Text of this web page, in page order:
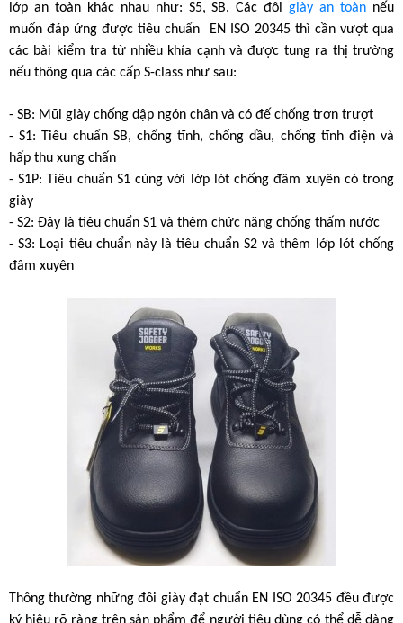
lớp an toàn khác nhau như: S5, SB. Các đôi giày an toàn nếu
muốn đáp ứng được tiêu chuẩn  EN ISO 20345 thì cần vượt qua
các bài kiểm tra từ nhiều khía cạnh và được tung ra thị trường
nếu thông qua các cấp S-class như sau:
- SB: Mũi giày chống dập ngón chân và có đế chống trơn trượt
- S1: Tiêu chuẩn SB, chống tĩnh, chống dầu, chống tĩnh điện và
hấp thu xung chấn
- S1P: Tiêu chuẩn S1 cùng với lớp lót chống đâm xuyên có trong
giày
- S2: Đây là tiêu chuẩn S1 và thêm chức năng chống thấm nước
- S3: Loại tiêu chuẩn này là tiêu chuẩn S2 và thêm lớp lót chống
đâm xuyên
Thông thường những đôi giày đạt chuẩn EN ISO 20345 đều được